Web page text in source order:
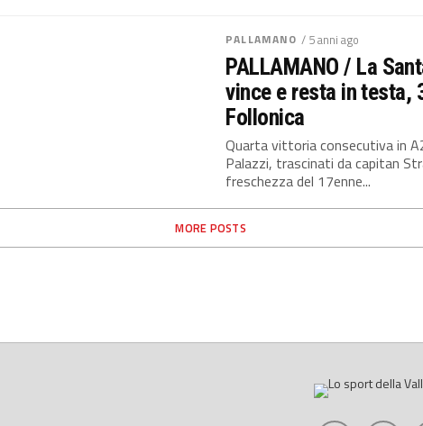
PALLAMANO / 5 anni ago
PALLAMANO / La
vince e resta in testa,
Follonica
Quarta vittoria consecutiva in
Palazzi, trascinati da capitan
freschezza del 17enne...
MORE POSTS